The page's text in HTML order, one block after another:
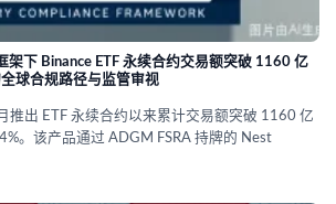
架下 Binance ETF 永续合约交易额突破 1160 亿
球合规路径与监管审视
推出 ETF 永续合约以来累计交易额突破 1160 亿
。该产品通过 ADGM FSRA 持牌的 Nest